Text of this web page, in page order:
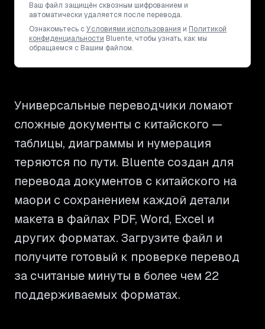
Ваш файл защищён сквозным шифрованием и
автоматически удаляется после перевода.
Ознакомьтесь сУсловиями использования и Политикой
конфиденциальности Bluente, чтобы узнать, как мы
обращаемся с Вашим файлом.
Универсальные переводчики ломают
сложные документы с китайского —
таблицы, диаграммы и нумерация
теряются по пути. Bluente создан для
перевода документов с китайского на
маори с сохранением каждой детали
макета в файлах PDF, Word, Excel и
других форматах. Загрузите файл и
получите готовый к проверке перевод
за считаные минуты в более чем 22
поддерживаемых форматах.